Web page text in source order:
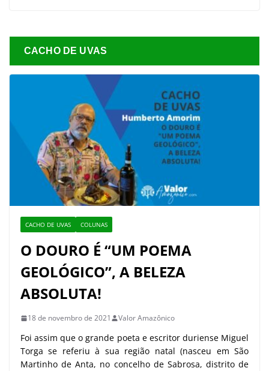
CACHO DE UVAS
CACHO DE UVAS COLUNAS
O DOURO É “UM POEMA
GEOLÓGICO”, A BELEZA
ABSOLUTA!
18 de novembro de 2021 Valor Amazônico
Foi assim que o grande poeta e escritor duriense Miguel
Torga se referiu à sua região natal (nasceu em São
Martinho de Anta, no concelho de Sabrosa, distrito de